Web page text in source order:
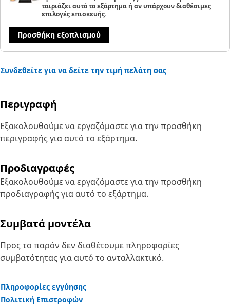
ταιριάζει αυτό το εξάρτημα ή αν υπάρχουν διαθέσιμες
επιλογές επισκευής.
Προσθήκη εξοπλισμού
Συνδεθείτε για να δείτε την τιμή πελάτη σας
Περιγραφή
Εξακολουθούμε να εργαζόμαστε για την προσθήκη
περιγραφής για αυτό το εξάρτημα.
Προδιαγραφές
Εξακολουθούμε να εργαζόμαστε για την προσθήκη
προδιαγραφής για αυτό το εξάρτημα.
Συμβατά μοντέλα
Προς το παρόν δεν διαθέτουμε πληροφορίες
συμβατότητας για αυτό το ανταλλακτικό.
Πληροφορίες εγγύησης
Πολιτική Επιστροφών